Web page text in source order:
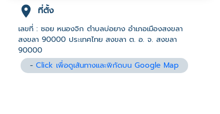
ที่ตั้ง
เลขที่ : ซอย หนองจิก ตำบลบ่อยาง อำเภอเมืองสงขลา
สงขลา 90000 ประเทศไทย สงขลา ต. อ. จ. สงขลา
90000
-Click เพื่อดูเส้นทางและพิกัดบน Google Map